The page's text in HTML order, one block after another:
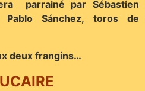
parrainé par Sébastien
Pablo Sánchez, toros de
deux frangins…